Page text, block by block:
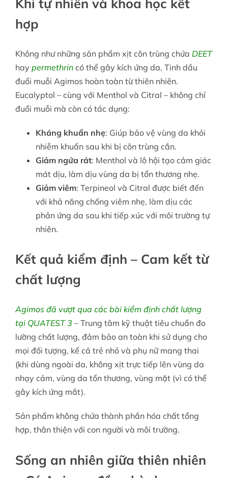
Khi tự nhiên và khoa học kết
hợp
Không như những sản phẩm xịt côn trùng chứa DEET
hay permethrincó thể gây kích ứng da, Tinh dầu
đuổi muỗi Agimos hoàn toàn từ thiên nhiên.
Eucalyptol – cùng với Menthol và Citral – không chỉ
đuổi muỗi mà còn có tác dụng:
Kháng khuẩn nhẹ: Giúp bảo vệ vùng da khỏi
nhiễm khuẩn sau khi bị côn trùng cắn.
Giảm ngứa rát: Menthol và lô hội tạo cảm giác
mát dịu, làm dịu vùng da bị tổn thương nhẹ.
Giảm viêm: Terpineol và Citral được biết đến
với khả năng chống viêm nhẹ, làm dịu các
phản ứng da sau khi tiếp xúc với môi trường tự
nhiên.
Kết quả kiểm định – Cam kết từ
chất lượng
Agimos đã vượt qua các bài kiểm định chất lượng
tại QUATEST 3 – Trung tâm kỹ thuật tiêu chuẩn đo
lường chất lượng, đảm bảo an toàn khi sử dụng cho
mọi đối tượng, kể cả trẻ nhỏ và phụ nữ mang thai
(khi dùng ngoài da, không xịt trực tiếp lên vùng da
nhạy cảm, vùng da tổn thương, vùng mặt (vì có thể
gây kích ứng mắt).
Sản phẩm không chứa thành phần hóa chất tổng
hợp, thân thiện với con người và môi trường.
Sống an nhiên giữa thiên nhiên